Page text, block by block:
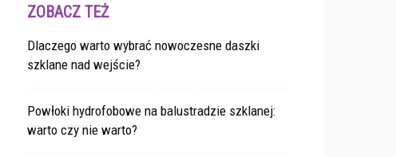
ZOBACZ TEŻ
Dlaczego warto wybrać nowoczesne daszki
szklane nad wejście?
Powłoki hydrofobowe na balustradzie szklanej:
warto czy nie warto?